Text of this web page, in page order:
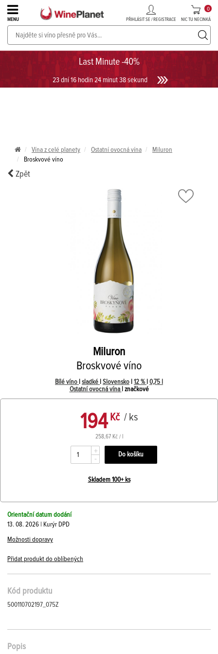
Last Minute -40%
23 dní 16 hodin 24 minut 38 sekund
MENU PŘIHLÁSIT SE / REGISTRACE NIC TU NECINKÁ
0
PROSECCO v akci až do -30%!UKÁZAT PROSECCO
Vína z celé planety Ostatní ovocná vína
Miluron
Broskvové víno
Zpět
Miluron
Broskvové víno
Bílé víno sladké Slovensko 12 % 0,75 l
Ostatní ovocná vína
| značkové
194 Kč / ks
258,67 Kč / l
+
-
Skladem 100+ ks
Orientační datum dodání
13. 08. 2026 | Kurýr DPD
Možnosti dopravy
Přidat produkt do oblíbených
Kód produktu
500110702197_075Z
Popis